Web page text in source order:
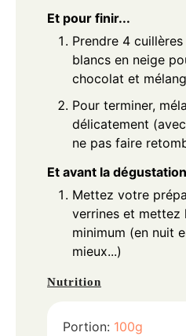
Et pour finir...
Prendre 4
blancs en neige
chocolat et
Pour terminer,
délicatement
ne pas faire
Et avant la
Mettez votre
verrines et mettez
minimum (en nuit
mieux...)
Nutrition
Portion: 100g